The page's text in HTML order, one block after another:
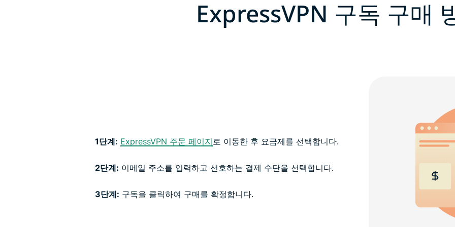
ExpressVPN 구독 구매
1단계: ExpressVPN 주문 페이지로 이동한 후 요금제를 선택합니다.
2단계: 이메일 주소를 입력하고 선호하는 결제 수단을 선택합니다.
3단계: 구독을 클릭하여 구매를 확정합니다.